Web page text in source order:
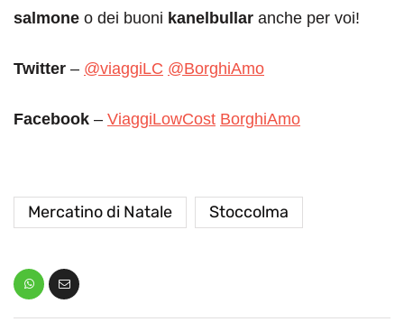
salmone o dei buoni kanelbullar anche per voi!
Twitter – @viaggiLC @BorghiAmo
Facebook – ViaggiLowCost BorghiAmo
Mercatino di Natale Stoccolma